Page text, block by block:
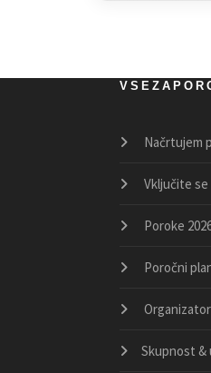
Načrtujem
Vključite
Poroke
Poročni
Skupnost &